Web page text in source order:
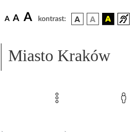
A A A kontrast:
Miasto Kraków